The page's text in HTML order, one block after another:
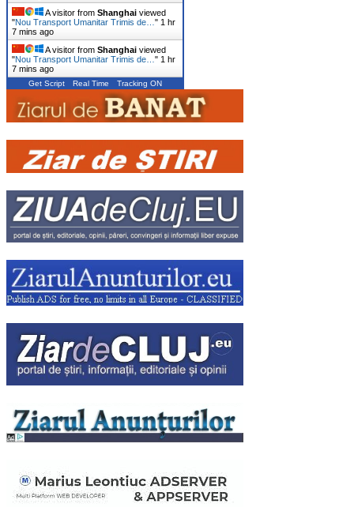
A visitor from Shanghai viewed
"Nou Transport Umanitar Trimis de… " 1 hr
7 mins ago
A visitor from Shanghai viewed
"Nou Transport Umanitar Trimis de… " 1 hr
7 mins ago
Get Script Real Time Tracking ON